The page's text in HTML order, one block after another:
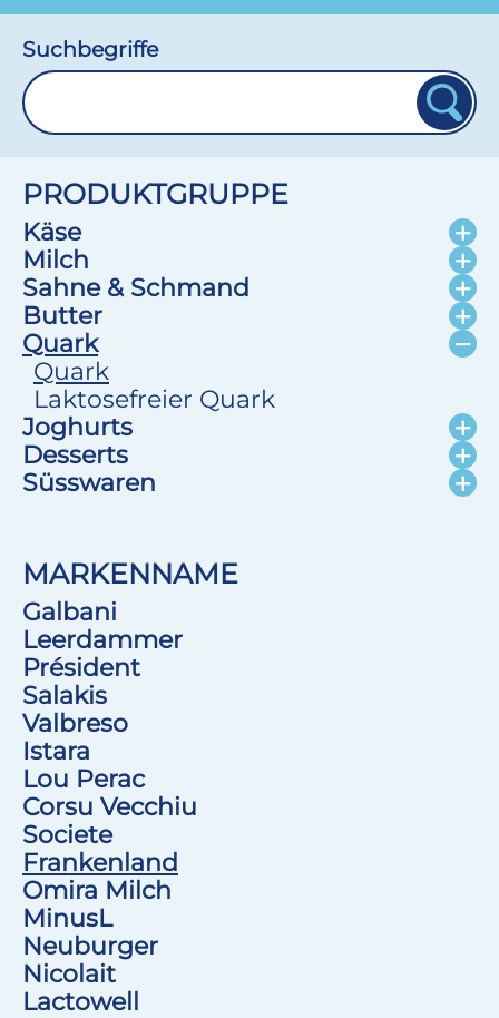
Suchbegriffe
PRODUKTGRUPPE
Käse
Milch
Sahne & Schmand
Butter
Quark
Quark
Laktosefreier Quark
Joghurts
Desserts
Süsswaren
MARKENNAME
Galbani
Leerdammer
Président
Salakis
Valbreso
Istara
Lou Perac
Corsu Vecchiu
Societe
Frankenland
Omira Milch
MinusL
Neuburger
Nicolait
Lactowell